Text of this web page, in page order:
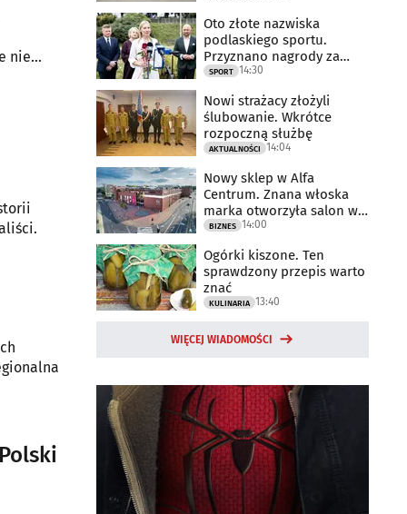
nie
liczy
Oto złote nazwiska
podlaskiego sportu.
Przyznano nagrody za
2025 rok
SPORT 14:30
Nowi strażacy złożyli
ślubowanie. Wkrótce
rozpoczną służbę
AKTUALNOŚCI 14:04
Nowy sklep w Alfa
Centrum. Znana włoska
marka otworzyła salon w
Białymstoku
BIZNES 14:00
Ogórki kiszone. Ten
sprawdzony przepis warto
znać
KULINARIA 13:40
WIĘCEJ WIADOMOŚCI